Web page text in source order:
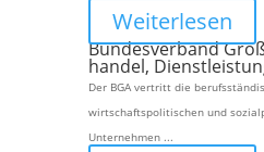
Weiterlesen
Bundesverband
handel,
Der BGA vertritt die
wirtschaftspolitischen und
Unternehmen ...